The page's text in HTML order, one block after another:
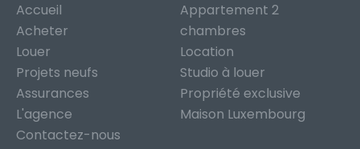
Accueil
Acheter
Louer
Projets neufs
Assurances
L'agence
Contactez-nous
Appartement 2
chambres
Location
Studio à louer
Propriété exclusive
Maison Luxembourg